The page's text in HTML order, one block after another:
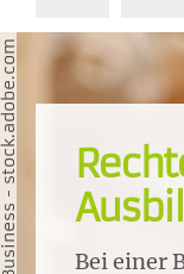
stock.adobe.com
Bei einer